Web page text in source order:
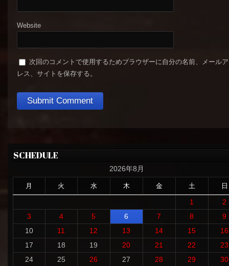
Website
次回のコメントで使用するためブラウザーに自分の名前、メール
レス、サイトを保存する。
SCHEDULE
2026年8月
月 火 水 木 金 土 日
1
2
3
4 5 6 7 8
9
10
11 12 13 14 15
16
17
18 19 20 21 22
23
24
25 26 27 28 29
30